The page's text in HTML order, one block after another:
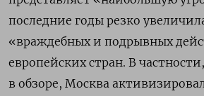
последние годы резко
«враждебных и подрывных
европейских стран. В
в обзоре, Москва